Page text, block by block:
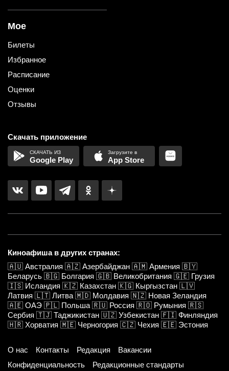
Мое
Билеты
Избранное
Расписание
Оценки
Отзывы
Скачать приложение
Google Play App Store
Киноафиша в других странах:
🇦🇺 Австралия 🇦🇿 Азербайджан 🇦🇲 Армения 🇧🇾
Беларусь 🇧🇬 Болгария 🇬🇧 Великобритания 🇬🇪 Грузия
🇮🇸 Исландия 🇰🇿 Казахстан 🇰🇬 Кыргызстан 🇱🇻
Латвия 🇱🇹 Литва 🇲🇩 Молдавия 🇳🇿 Новая Зеландия
🇦🇪 ОАЭ 🇵🇱 Польша 🇷🇺 Россия 🇷🇴 Румыния 🇷🇸
Сербия 🇹🇯 Таджикистан 🇺🇿 Узбекистан 🇫🇮 Финляндия
🇭🇷 Хорватия 🇲🇪 Черногория 🇨🇿 Чехия 🇪🇪 Эстония
О нас Контакты Редакция
Вакансии
Конфиденциальность
Редакционные стандарты